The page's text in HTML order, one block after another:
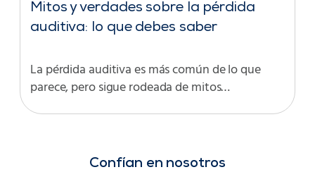
Mitos y verdades sobre la pérdida
auditiva: lo que debes saber
La pérdida auditiva es más común de lo que
parece, pero sigue rodeada de mitos…
Confían en nosotros